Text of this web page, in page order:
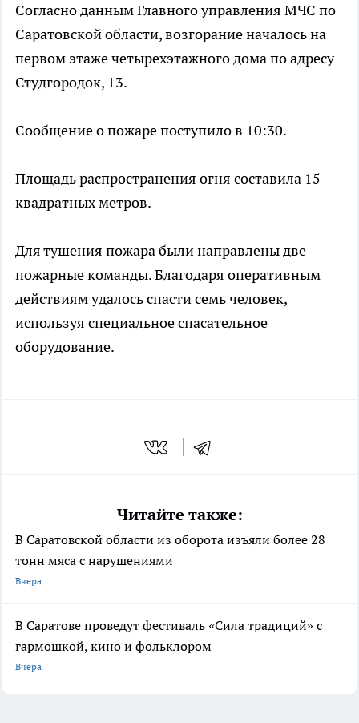
Согласно данным Главного управления МЧС по
Саратовской области, возгорание началось на
первом этаже четырехэтажного дома по адресу
Студгородок, 13.
Сообщение о пожаре поступило в 10:30.
Площадь распространения огня составила 15
квадратных метров.
Для тушения пожара были направлены две
пожарные команды. Благодаря оперативным
действиям удалось спасти семь человек,
используя специальное спасательное
оборудование.
Читайте также:
В Саратовской области из оборота изъяли более 28
тонн мяса с нарушениями
Вчера
В Саратове проведут фестиваль «Сила традиций» с
гармошкой, кино и фольклором
Вчера